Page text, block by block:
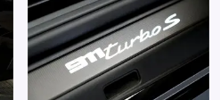
F1-stuurschakeling